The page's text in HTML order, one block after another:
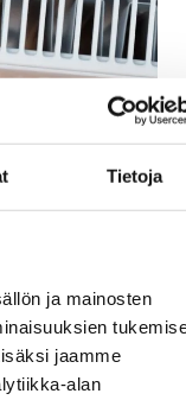
Tietoja
ja mainosten
jaamme
alan